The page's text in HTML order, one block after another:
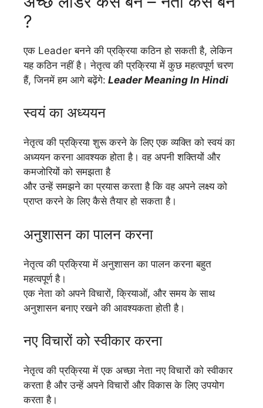
?
एक Leader बनने की प्रक्रिया कठिन हो सकती है, लेकिन
यह कठिन नहीं है। नेतृत्व की प्रक्रिया में कुछ महत्वपूर्ण चरण
हैं, जिनमें हम आगे बढ़ेंगे: Leader Meaning In Hindi
स्वयं का अध्ययन
नेतृत्व की प्रक्रिया शुरू करने के लिए एक व्यक्ति को स्वयं का
अध्ययन करना आवश्यक होता है। वह अपनी शक्तियों और
कमजोरियों को समझता है
और उन्हें समझने का प्रयास करता है कि वह अपने लक्ष्य को
प्राप्त करने के लिए कैसे तैयार हो सकता है।
अनुशासन का पालन करना
नेतृत्व की प्रक्रिया में अनुशासन का पालन करना बहुत
महत्वपूर्ण है।
एक नेता को अपने विचारों, क्रियाओं, और समय के साथ
अनुशासन बनाए रखने की आवश्यकता होती है।
नए विचारों को स्वीकार करना
नेतृत्व की प्रक्रिया में एक अच्छा नेता नए विचारों को स्वीकार
करता है और उन्हें अपने विचारों और विकास के लिए उपयोग
करता है।